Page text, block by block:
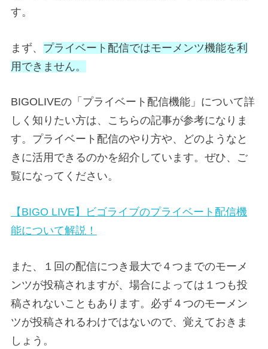
す。
まず、 プライベート配信ではモーメンツ機能を利
用できません。
BIGOLIVEの「プライベート配信機能」について詳
しく知りたい方は、こちらの記事が参考になりま
す。プライベート配信のやり方や、どのようなと
きに活用できるのかを紹介しています。ぜひ、ご
覧になってください。
【BIGO LIVE】ビゴライブのプライベート配信機
能について解説！
また、１回の配信につき最大で４つまでのモーメ
ンツが投稿されますが、場合によっては１つも投
稿されないこともあります。必ず４つのモーメン
ツが投稿されるわけではないので、覚えておきま
しょう。